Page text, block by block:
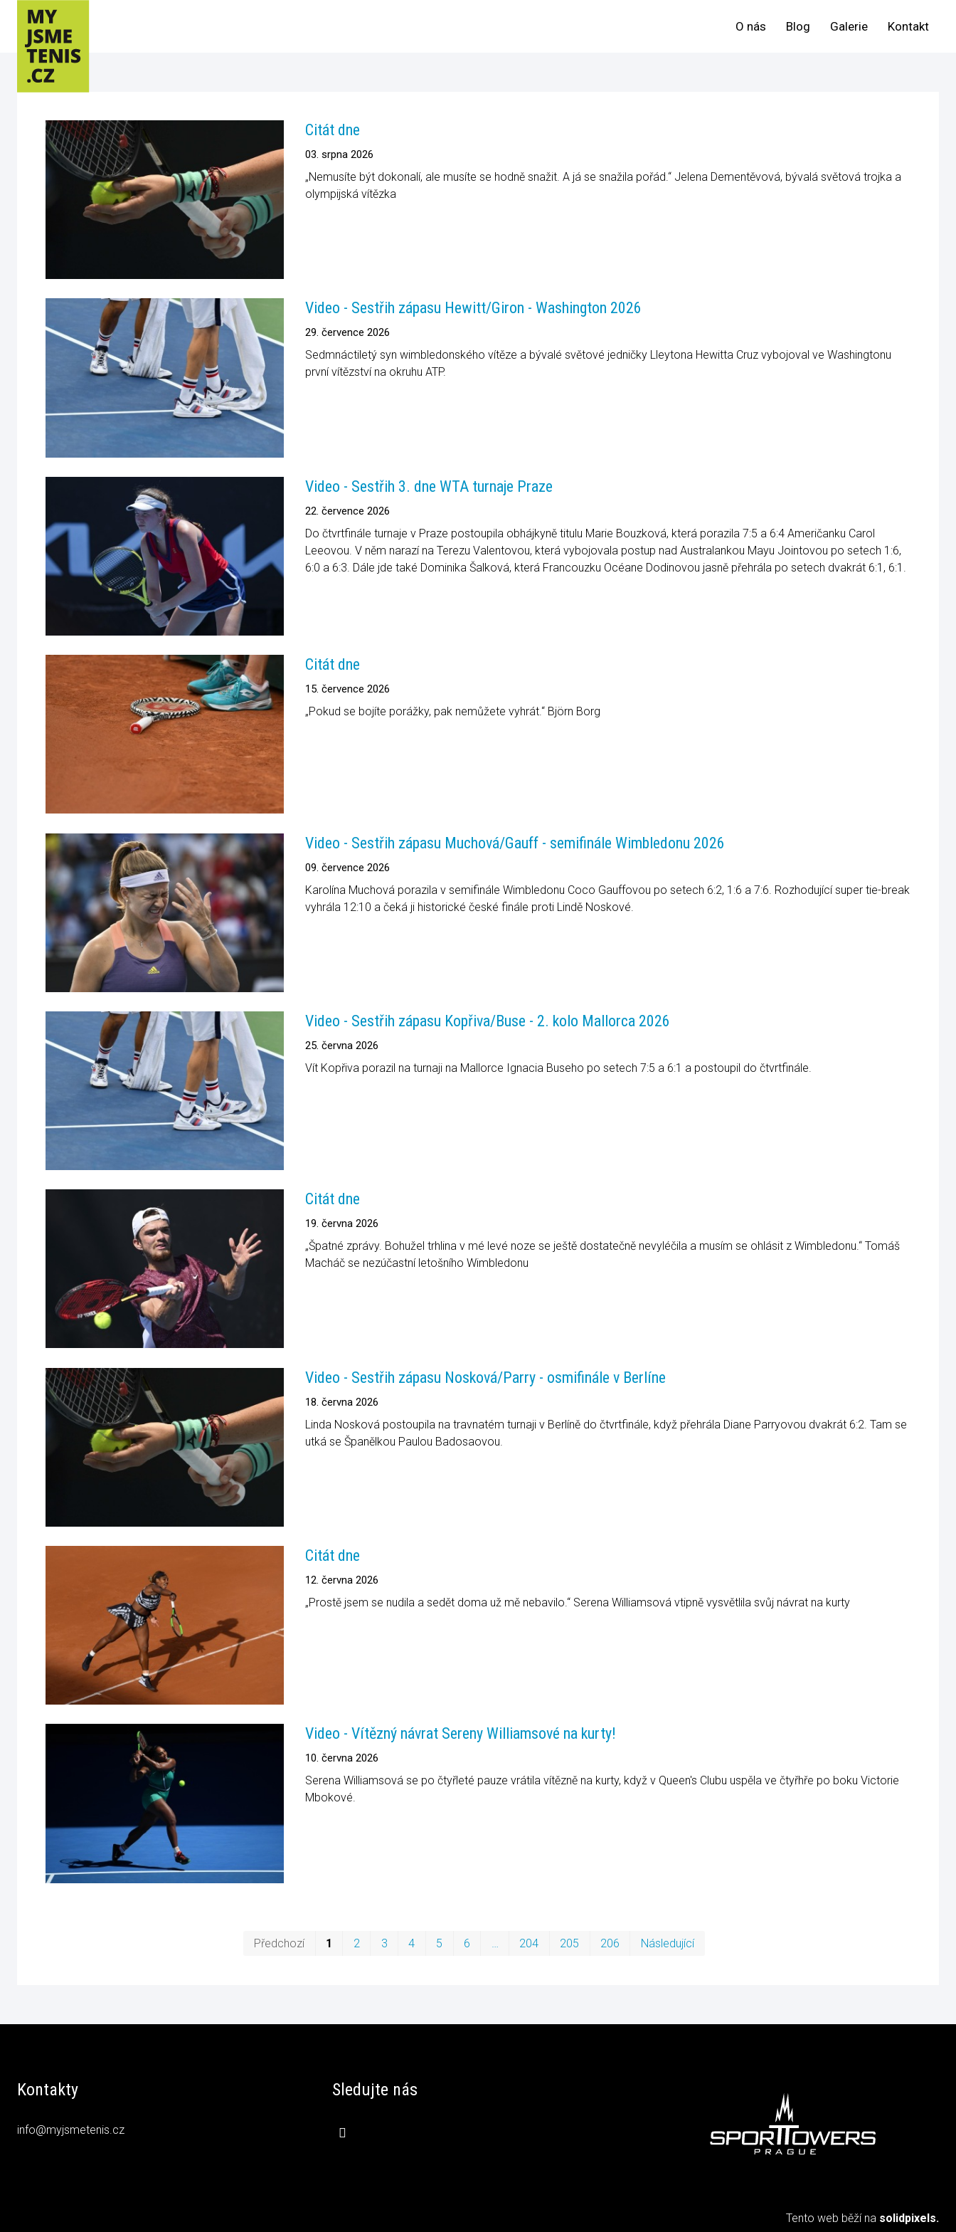
O nás Blog Galerie Kontakt
Citát dne
03. srpna 2026
„Nemusíte být dokonalí, ale musíte se hodně snažit. A já se snažila pořád.“ Jelena Dementěvová, bývalá světová trojka a
olympijská vítězka
Video - Sestřih zápasu Hewitt/Giron - Washington 2026
29. července 2026
Sedmnáctiletý syn wimbledonského vítěze a bývalé světové jedničky Lleytona Hewitta Cruz vybojoval ve Washingtonu
první vítězství na okruhu ATP.
Video - Sestřih 3. dne WTA turnaje Praze
22. července 2026
Do čtvrtfinále turnaje v Praze postoupila obhájkyně titulu Marie Bouzková, která porazila 7:5 a 6:4 Američanku Carol
Leeovou. V něm narazí na Terezu Valentovou, která vybojovala postup nad Australankou Mayu Jointovou po setech 1:6,
6:0 a 6:3. Dále jde také Dominika Šalková, která Francouzku Océane Dodinovou jasně přehrála po setech dvakrát 6:1, 6:1.
Citát dne
15. července 2026
„Pokud se bojíte porážky, pak nemůžete vyhrát.“ Björn Borg
Video - Sestřih zápasu Muchová/Gauff - semifinále Wimbledonu 2026
09. července 2026
Karolína Muchová porazila v semifinále Wimbledonu Coco Gauffovou po setech 6:2, 1:6 a 7:6. Rozhodující super tie-break
vyhrála 12:10 a čeká ji historické české finále proti Lindě Noskové.
Video - Sestřih zápasu Kopřiva/Buse - 2. kolo Mallorca 2026
25. června 2026
Vít Kopřiva porazil na turnaji na Mallorce Ignacia Buseho po setech 7:5 a 6:1 a postoupil do čtvrtfinále.
Citát dne
19. června 2026
„Špatné zprávy. Bohužel trhlina v mé levé noze se ještě dostatečně nevyléčila a musím se ohlásit z Wimbledonu.“ Tomáš
Macháč se nezúčastní letošního Wimbledonu
Video - Sestřih zápasu Nosková/Parry - osmifinále v Berlíne
18. června 2026
Linda Nosková postoupila na travnatém turnaji v Berlíně do čtvrtfinále, když přehrála Diane Parryovou dvakrát 6:2. Tam se
utká se Španělkou Paulou Badosaovou.
Citát dne
12. června 2026
„Prostě jsem se nudila a sedět doma už mě nebavilo.“ Serena Williamsová vtipně vysvětlila svůj návrat na kurty
Video - Vítězný návrat Sereny Williamsové na kurty!
10. června 2026
Serena Williamsová se po čtyřleté pauze vrátila vítězně na kurty, když v Queen's Clubu uspěla ve čtyřhře po boku Victorie
Mbokové.
Předchozí 1 2 3 4 5 6 … 204 205 206 Následující
Kontakty
info@myjsmetenis.cz
Sledujte nás
Tento web běží na solidpixels.